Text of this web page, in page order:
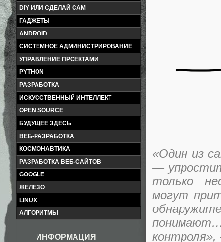
DIY ИЛИ СДЕЛАЙ САМ
ГАДЖЕТЫ
ANDROID
СИСТЕМНОЕ АДМИНИСТРИРОВАНИЕ
УПРАВЛЕНИЕ ПРОЕКТАМИ
PYTHON
РАЗРАБОТКА
ИСКУССТВЕННЫЙ ИНТЕЛЛЕКТ
OPEN SOURCE
БУДУЩЕЕ ЗДЕСЬ
ВЕБ-РАЗРАБОТКА
КОСМОНАВТИКА
РАЗРАБОТКА ВЕБ-САЙТОВ
GOOGLE
ЖЕЛЕЗО
LINUX
АЛГОРИТМЫ
ИНФОРМАЦИЯ
«Один из
—
только
могут